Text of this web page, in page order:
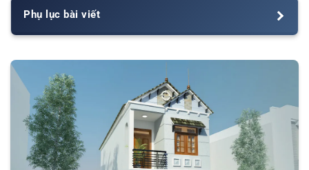
Phụ lục bài viết